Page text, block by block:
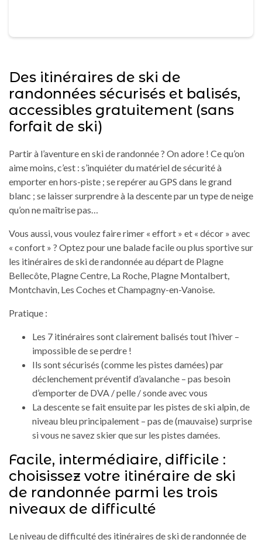
Des itinéraires de ski de
randonnées sécurisés et balisés,
accessibles gratuitement (sans
forfait de ski)
Partir à l’aventure en ski de randonnée ? On adore ! Ce qu’on
aime moins, c’est : s’inquiéter du matériel de sécurité à
emporter en hors-piste ; se repérer au GPS dans le grand
blanc ; se laisser surprendre à la descente par un type de neige
qu’on ne maîtrise pas…
Vous aussi, vous voulez faire rimer « effort » et « décor » avec
« confort » ? Optez pour une balade facile ou plus sportive sur
les itinéraires de ski de randonnée au départ de Plagne
Bellecôte, Plagne Centre, La Roche, Plagne Montalbert,
Montchavin, Les Coches et Champagny-en-Vanoise.
Pratique :
Les 7 itinéraires sont clairement balisés tout l’hiver –
impossible de se perdre !
Ils sont sécurisés (comme les pistes damées) par
déclenchement préventif d’avalanche – pas besoin
d’emporter de DVA / pelle / sonde avec vous
La descente se fait ensuite par les pistes de ski alpin, de
niveau bleu principalement – pas de (mauvaise) surprise
si vous ne savez skier que sur les pistes damées.
Facile, intermédiaire, difficile :
choisissez votre itinéraire de ski
de randonnée parmi les trois
niveaux de difficulté
Le niveau de difficulté des itinéraires de ski de randonnée de